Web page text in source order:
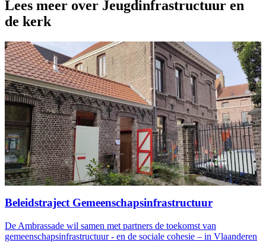
Lees meer over Jeugdinfrastructuur en
de kerk
Beleidstraject Gemeenschapsinfrastructuur
De Ambrassade wil samen met partners de toekomst van
gemeenschapsinfrastructuur - en de sociale cohesie – in Vlaanderen